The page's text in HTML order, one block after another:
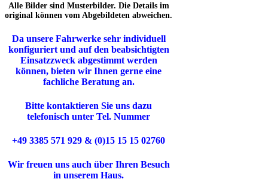
Alle Bilder sind Musterbilder. Die Details im
original können vom Abgebildeten abweichen.
Da unsere Fahrwerke sehr individuell
konfiguriert und auf den beabsichtigten
Einsatzzweck abgestimmt werden
können, bieten wir Ihnen gerne eine
fachliche Beratung an.
Bitte kontaktieren Sie uns dazu
telefonisch unter Tel. Nummer
+49 3385 571 929 & (0)15 15 15 02760
Wir freuen uns auch über Ihren Besuch
in unserem Haus.